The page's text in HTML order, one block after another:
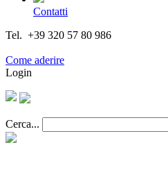
Contatti
Tel. +39 320 57 80 986
Come aderire
Login
Cerca...